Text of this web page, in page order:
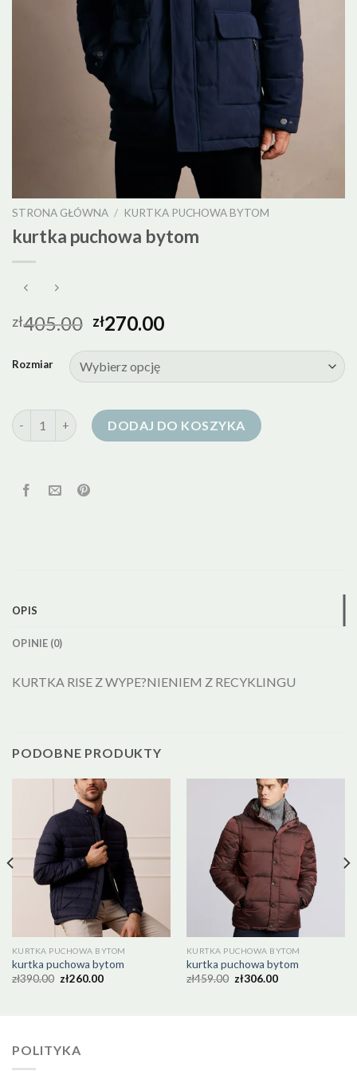
STRONA GŁÓWNA / KURTKA PUCHOWA BYTOM
kurtka puchowa bytom
zł405.00 zł270.00
Rozmiar
ilość kurtka puchowa bytomDODAJ DO KOSZYKA
OPIS
OPINIE (0)
KURTKA RISE Z WYPE?NIENIEM Z RECYKLINGU
PODOBNE PRODUKTY
KURTKA PUCHOWA BYTOM
kurtka puchowa bytom
zł390.00 zł260.00
KURTKA PUCHOWA BYTOM
kurtka puchowa bytom
zł459.00 zł306.00
POLITYKA